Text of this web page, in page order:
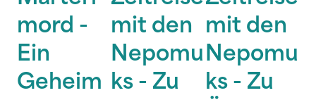
mord -
Ein
Geheim
mit den
Nepomu
ks - Zu
mit den
Nepomu
ks - Zu